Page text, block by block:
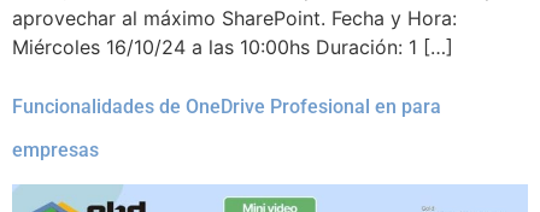
aprovechar al máximo SharePoint. Fecha y Hora:
Miércoles 16/10/24 a las 10:00hs Duración: 1 […]
Funcionalidades de OneDrive Profesional en para
empresas